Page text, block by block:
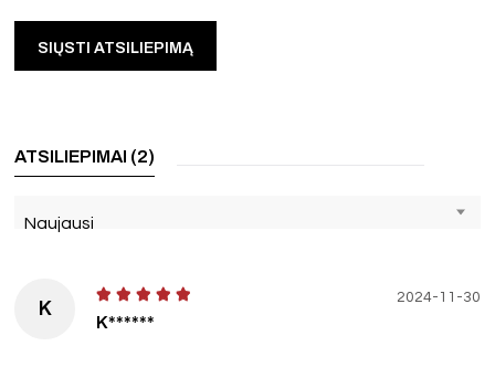
ATSILIEPIMAI (2)
Naujausi
K
K******
2024-11-30